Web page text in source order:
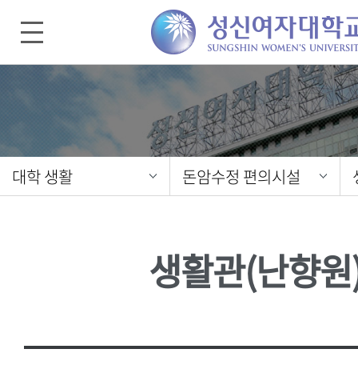
대학 생활 돈암수정 편의시설
생활관(난향